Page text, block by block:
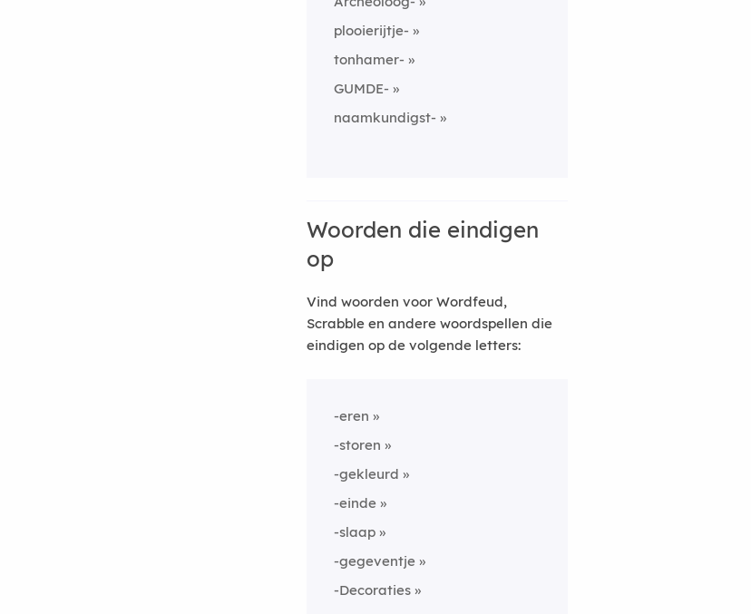
plooierijtje-
tonhamer-
GUMDE-
naamkundigst-
Woorden die eindigen
op
Vind woorden voor Wordfeud,
Scrabble en andere woordspellen die
eindigen op de volgende letters:
-eren
-storen
-gekleurd
-einde
-slaap
-gegeventje
-Decoraties